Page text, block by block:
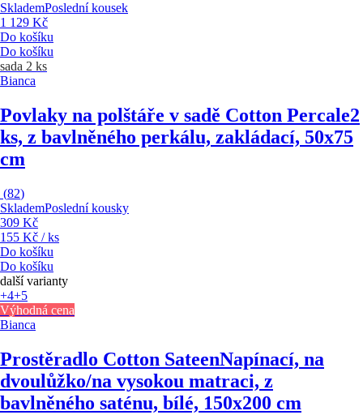
SklademPoslední kousek
1 129 Kč
Do košíku
Do košíku
sada 2 ks
Bianca
Povlaky na polštáře v sadě Cotton Percale2
ks, z bavlněného perkálu, zakládací, 50x75
cm
(82)
SklademPoslední kousky
309 Kč
155 Kč / ks
Do košíku
Do košíku
další varianty
+4+5
Výhodná cena
Bianca
Prostěradlo Cotton SateenNapínací, na
dvoulůžko/na vysokou matraci, z
bavlněného saténu, bílé, 150x200 cm